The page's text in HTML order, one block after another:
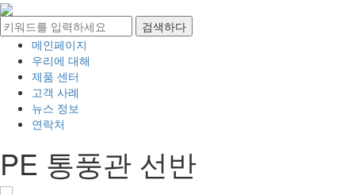
메인페이지
우리에 대해
제품 센터
고객 사례
뉴스 정보
연락처
PE 통풍관 선반